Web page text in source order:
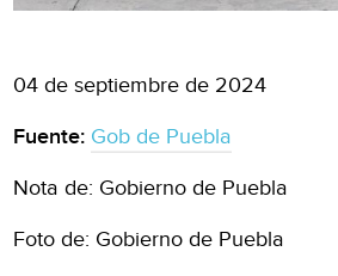
04 de septiembre de 2024
Fuente: Gob de Puebla
Nota de: Gobierno de Puebla
Foto de: Gobierno de Puebla